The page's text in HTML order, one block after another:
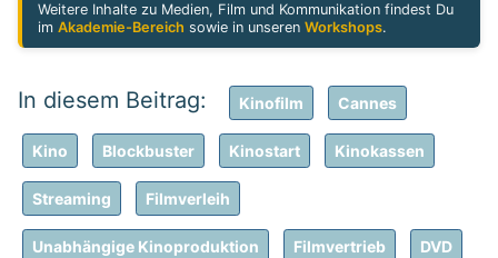
Weitere Inhalte zu Medien, Film und Kommunikation findest Du
imAkademie-Bereich sowie in unserenWorkshops.
Kinofilm Cannes
Kino Blockbuster Kinostart Kinokassen
Streaming Filmverleih
Unabhängige Kinoproduktion Filmvertrieb DVD